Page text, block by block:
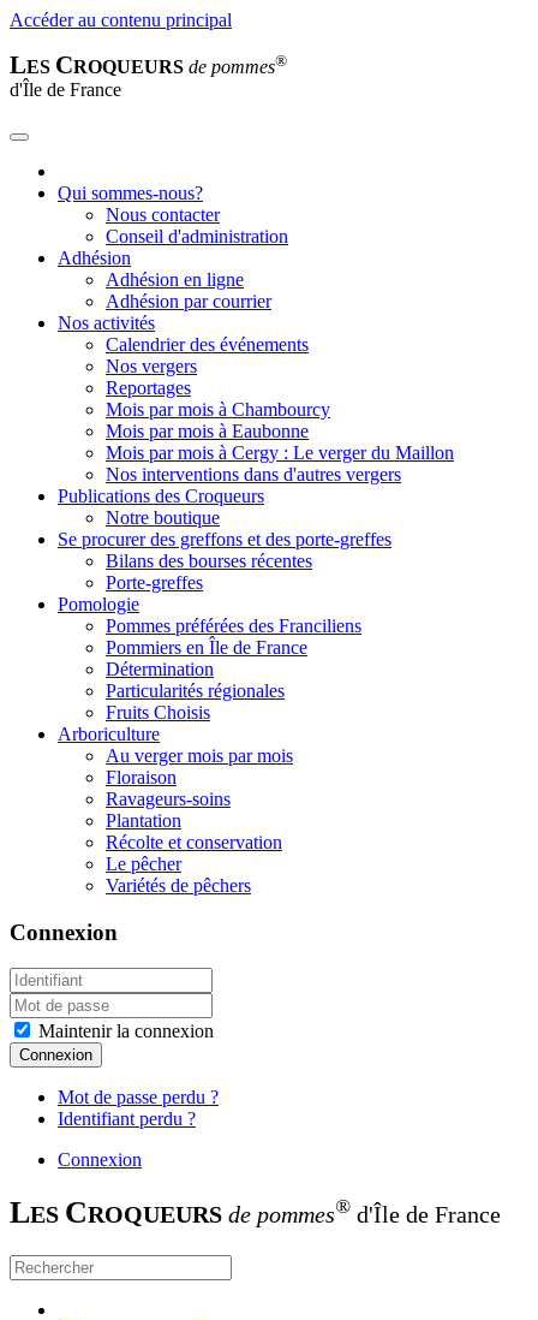
Accéder au contenu principal
LES CROQUEURS de pommes®
d'Île de France
Qui sommes-nous?
Nous contacter
Conseil d'administration
Adhésion
Adhésion en ligne
Adhésion par courrier
Nos activités
Calendrier des événements
Nos vergers
Reportages
Mois par mois à Chambourcy
Mois par mois à Eaubonne
Mois par mois à Cergy : Le verger du Maillon
Nos interventions dans d'autres vergers
Publications des Croqueurs
Notre boutique
Se procurer des greffons et des porte-greffes
Bilans des bourses récentes
Porte-greffes
Pomologie
Pommes préférées des Franciliens
Pommiers en Île de France
Détermination
Particularités régionales
Fruits Choisis
Arboriculture
Au verger mois par mois
Floraison
Ravageurs-soins
Plantation
Récolte et conservation
Le pêcher
Variétés de pêchers
Connexion
Maintenir la connexion
Connexion
Mot de passe perdu ?
Identifiant perdu ?
Connexion
LES CROQUEURS de pommes® d'Île de France